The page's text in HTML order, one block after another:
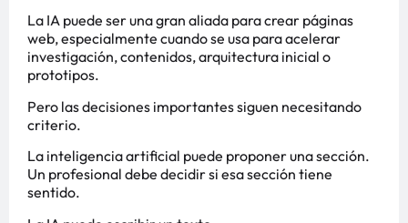
La IA puede ser una gran aliada para crear páginas
web, especialmente cuando se usa para acelerar
investigación, contenidos, arquitectura inicial o
prototipos.
Pero las decisiones importantes siguen necesitando
criterio.
La inteligencia artificial puede proponer una sección.
Un profesional debe decidir si esa sección tiene
sentido.